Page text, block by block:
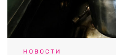
НОВОСТИ